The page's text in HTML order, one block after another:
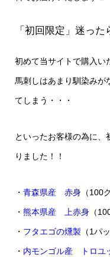
「初回限定」迷っ
初めて当サイトで購入い
馬刺しはあまり馴染みが
てしまう・・・
といったお客様の為に、
りました！！
・ 青森県産 赤身（100
・ 熊本県産 上赤身（
・ フタエゴの燻製 （1パ
・ 内モンゴル産 トロユ